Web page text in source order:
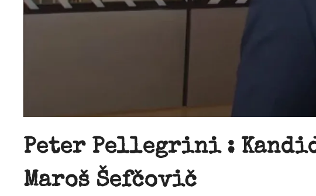
Peter Pellegrini :
Maroš Šefčovič